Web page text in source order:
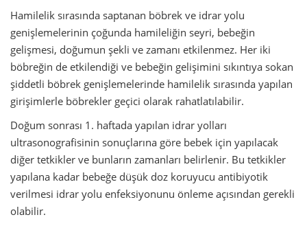
Hamilelik sırasında saptanan böbrek ve idrar yolu
genişlemelerinin çoğunda hamileliğin seyri, bebeğin
gelişmesi, doğumun şekli ve zamanı etkilenmez. Her iki
böbreğin de etkilendiği ve bebeğin gelişimini sıkıntıya sokan
şiddetli böbrek genişlemelerinde hamilelik sırasında yapılan
girişimlerle böbrekler geçici olarak rahatlatılabilir.
Doğum sonrası 1. haftada yapılan idrar yolları
ultrasonografisinin sonuçlarına göre bebek için yapılacak
diğer tetkikler ve bunların zamanları belirlenir. Bu tetkikler
yapılana kadar bebeğe düşük doz koruyucu antibiyotik
verilmesi idrar yolu enfeksiyonunu önleme açısından gerekli
olabilir.